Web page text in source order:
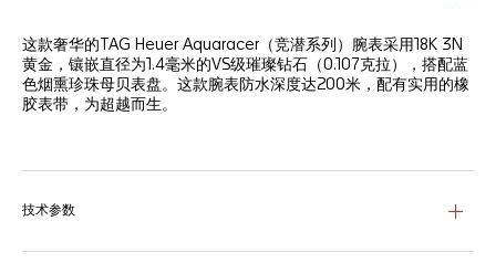
这款奢华的TAG Heuer Aquaracer（竞潜系列）腕表采用18K 3N
黄金，镶嵌直径为1.4毫米的VS级璀璨钻石（0.107克拉），搭配蓝
色烟熏珍珠母贝表盘。这款腕表防水深度达200米，配有实用的橡
胶表带，为超越而生。
30毫米超耐磨精钢表壳，搭配坚固的18K 3N黄金60分钟刻度单向
技术参数